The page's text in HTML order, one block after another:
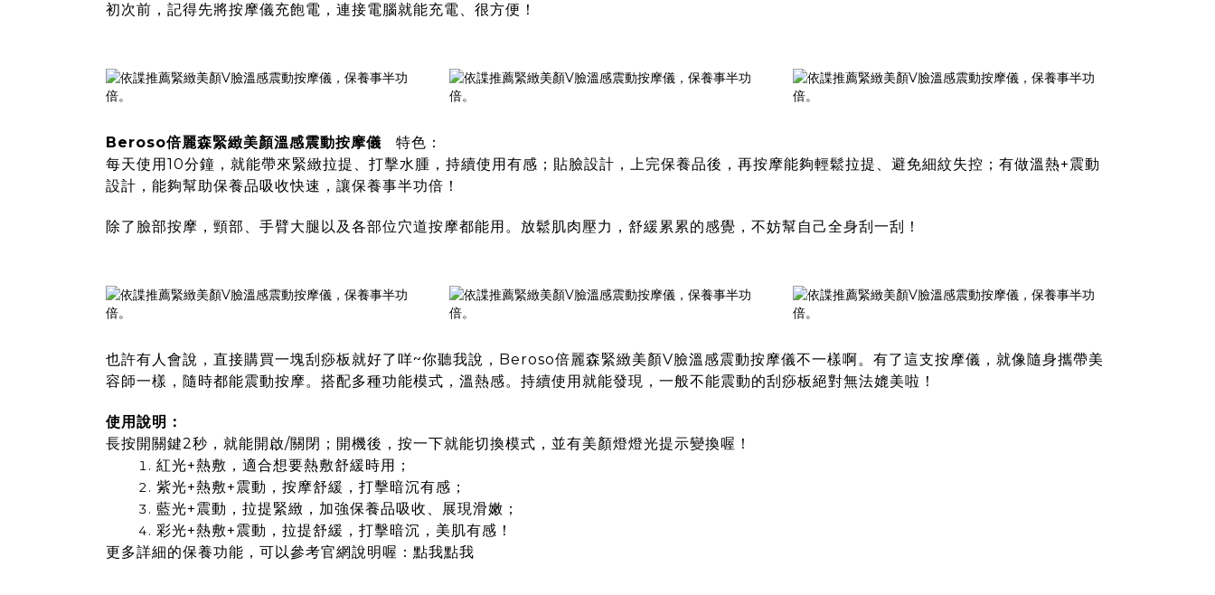
初次前，記得先將按摩儀充飽電，連接電腦就能充電、很方便！
Beroso倍麗森緊緻美顏溫感震動按摩儀
特色：
每天使用10分鐘，就能帶來緊緻拉提、打擊水腫，持續使用有感；貼臉設計，上完保養品後，再按摩能夠輕鬆拉提、避免細紋失控；有做溫熱+震動
設計，能夠幫助保養品吸收快速，讓保養事半功倍！
除了臉部按摩，頸部、手臂大腿以及各部位穴道按摩都能用。放鬆肌肉壓力，舒緩累累的感覺，不妨幫自己全身刮一刮！
也許有人會說，直接購買一塊刮痧板就好了咩~你聽我說， Beroso倍麗森緊緻美顏V臉溫感震動按摩儀不一樣啊。有了這支按摩儀，就像隨身攜帶美
容師一樣，隨時都能震動按摩。搭配多種功能模式，溫熱感。持續使用就能發現，一般不能震動的刮痧板絕對無法媲美啦！
使用說明：
長按開關鍵2秒，就能開啟/關閉；開機後，按一下就能切換模式，並有美顏燈燈光提示變換喔！
紅光+熱敷，適合想要熱敷舒緩時用；
紫光+熱敷+震動，按摩舒緩，打擊暗沉有感；
藍光+震動，拉提緊緻，加強保養品吸收、展現滑嫩；
彩光+熱敷+震動，拉提舒緩，打擊暗沉，美肌有感！
更多詳細的保養功能，可以參考官網說明喔：點我點我